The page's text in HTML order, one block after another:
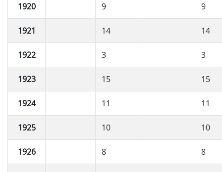
1920 9 9
1921 14 14
1922 3 3
1923 15 15
1924 11 11
1925 10 10
1926 8 8